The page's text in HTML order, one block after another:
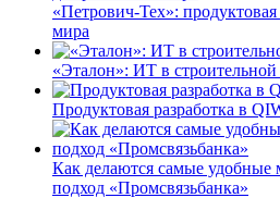
«Петрович-Тех»: продуктовая
мира
«Эталон»: ИТ в
Продуктовая разработка в
Как делаются самые
подход «Промсвязьбанка»